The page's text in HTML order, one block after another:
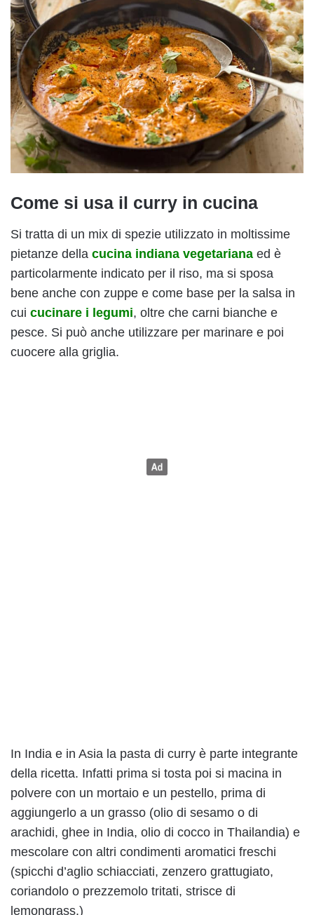
Come si usa il curry in cucina
Si tratta di un mix di spezie utilizzato in moltissime
pietanze della cucina indiana vegetariana ed è
particolarmente indicato per il riso, ma si sposa
bene anche con zuppe e come base per la salsa in
cui cucinare i legumi, oltre che carni bianche e
pesce. Si può anche utilizzare per marinare e poi
cuocere alla griglia.
In India e in Asia la pasta di curry è parte integrante
della ricetta. Infatti prima si tosta poi si macina in
polvere con un mortaio e un pestello, prima di
aggiungerlo a un grasso (olio di sesamo o di
arachidi, ghee in India, olio di cocco in Thailandia) e
mescolare con altri condimenti aromatici freschi
(spicchi d’aglio schiacciati, zenzero grattugiato,
coriandolo o prezzemolo tritati, strisce di
lemongrass.)